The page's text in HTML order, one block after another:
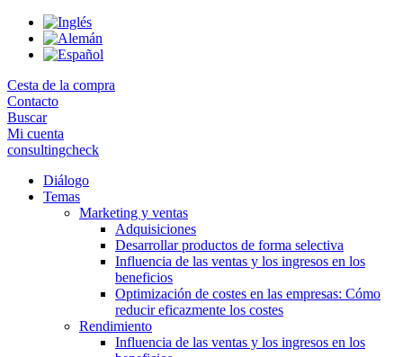
Skip
Cesta de la compra
Contacto
Buscar
Mi cuenta
consultingcheck
Diálogo
Temas
Marketing y ventas
Adquisiciones
Desarrollar productos de forma selectiva
Influencia de las ventas y los ingresos en los
beneficios
Optimización de costes en las empresas: Cómo
reducir eficazmente los costes
Rendimiento
Influencia de las ventas y los ingresos en los